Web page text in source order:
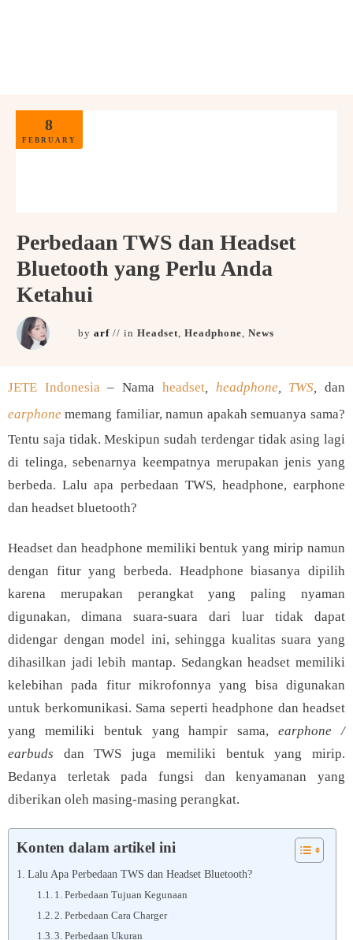
8
FEBRUARY
Perbedaan TWS dan Headset
Bluetooth yang Perlu Anda
Ketahui
by arf// in Headset, Headphone, News
JETE Indonesia – Nama headset, headphone, TWS,dan
earphone memang familiar, namun apakah semuanya sama?
Tentu saja tidak. Meskipun sudah terdengar tidak asing lagi
di telinga, sebenarnya keempatnya merupakan jenis yang
berbeda. Lalu apa perbedaan TWS, headphone, earphone
dan headset bluetooth?
Headset dan headphone memiliki bentuk yang mirip namun
dengan fitur yang berbeda. Headphone biasanya dipilih
karena merupakan perangkat yang paling nyaman
digunakan, dimana suara-suara dari luar tidak dapat
didengar dengan model ini, sehingga kualitas suara yang
dihasilkan jadi lebih mantap. Sedangkan headset memiliki
kelebihan pada fitur mikrofonnya yang bisa digunakan
untuk berkomunikasi. Sama seperti headphone dan headset
yang memiliki bentuk yang hampir sama,earphone /
earbuds dan TWS juga memiliki bentuk yang mirip.
Bedanya terletak pada fungsi dan kenyamanan yang
diberikan oleh masing-masing perangkat.
Konten dalam artikel ini
Lalu Apa Perbedaan TWS dan Headset Bluetooth?
1. Perbedaan Tujuan Kegunaan
2. Perbedaan Cara Charger
3. Perbedaan Ukuran